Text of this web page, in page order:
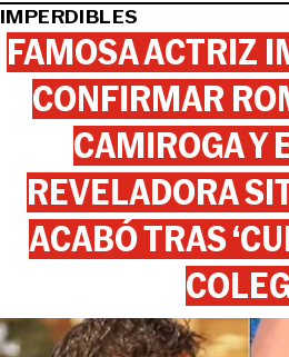
IMPERDIBLES
FAMOSA ACTRIZ
CONFIRMAR
CAMIROGA Y
REVELADORA
ACABÓ TRAS